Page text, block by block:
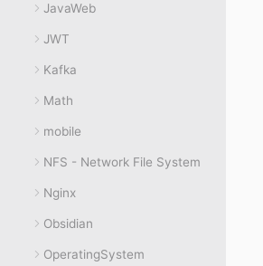
JavaWeb
JWT
Kafka
Math
mobile
NFS - Network File System
Nginx
Obsidian
OperatingSystem